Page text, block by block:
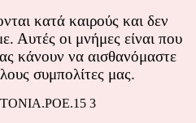
κατά καιρούς και δεν
Αυτές οι μνήμες είναι που
κάνουν να αισθανόμαστε
συμπολίτες μας.